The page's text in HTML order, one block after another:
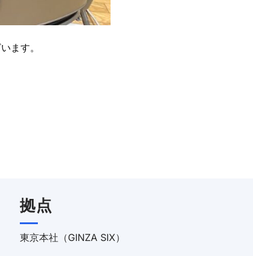
ます。
拠点
東京本社（GINZA SIX）